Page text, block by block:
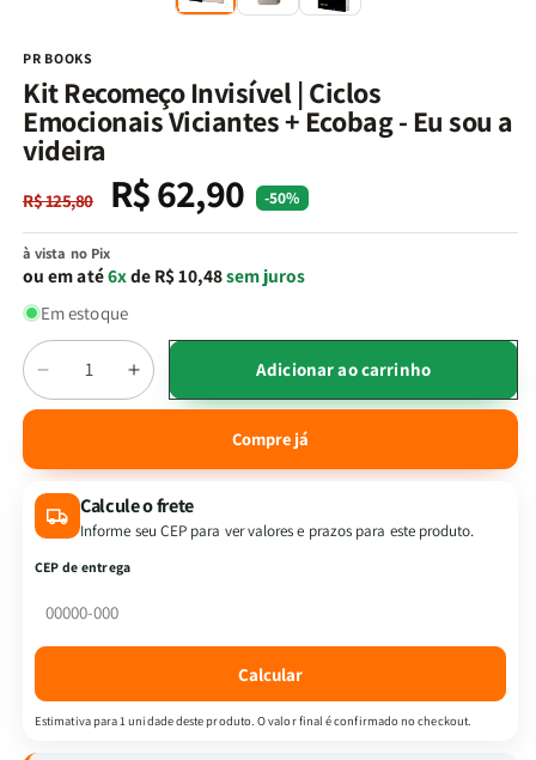
PR BOOKS
Kit Recomeço Invisível | Ciclos
Emocionais Viciantes + Ecobag - Eu sou a
videira
Preço
normal
R$ 125,80
Preço
promocional
R$ 62,90 -50%
à vista no Pix
ou em até6xde R$ 10,48sem juros
Em estoque
Quantidade
Diminuir
a
Kit
Recomeço
Invisível
Emocionais
-
Eu
Aumentar
a
quantidade
Kit
Recomeço
Invisível
-
Eu
Adicionar ao carrinho
Compre já
Calcule o frete
Informe seu CEP para ver valores e prazos para este produto.
CEP de entrega
Calcular
Estimativa para 1 unidade deste produto. O valor final é confirmado no checkout.